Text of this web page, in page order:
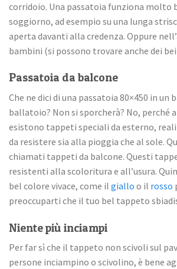
corridoio. Una passatoia funziona molto
soggiorno, ad esempio su una lunga
aperta davanti alla credenza. Oppure
bambini (si possono trovare anche dei bei
Passatoia da balcone
Che ne dici di una passatoia 80×450 in un
ballatoio? Non si sporcherà? No, perché
esistono tappeti speciali da esterno,
da resistere sia alla pioggia che al sole.
chiamati tappeti da balcone. Questi
resistenti alla scoloritura e all’usura.
bel colore vivace, come il giallo o il rosso
preoccuparti che il tuo bel tappeto
Niente più inciampi
Per far sì che il tappeto non scivoli sul
persone inciampino o scivolino, è bene